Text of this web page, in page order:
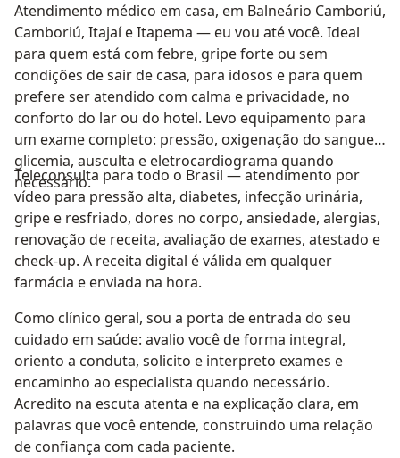
Atendimento médico em casa, em Balneário Camboriú,
Camboriú, Itajaí e Itapema — eu vou até você. Ideal
para quem está com febre, gripe forte ou sem
condições de sair de casa, para idosos e para quem
prefere ser atendido com calma e privacidade, no
conforto do lar ou do hotel. Levo equipamento para
um exame completo: pressão, oxigenação do sangue,
glicemia, ausculta e eletrocardiograma quando
necessário.
Teleconsulta para todo o Brasil — atendimento por
vídeo para pressão alta, diabetes, infecção urinária,
gripe e resfriado, dores no corpo, ansiedade, alergias,
renovação de receita, avaliação de exames, atestado e
check-up. A receita digital é válida em qualquer
farmácia e enviada na hora.
Como clínico geral, sou a porta de entrada do seu
cuidado em saúde: avalio você de forma integral,
oriento a conduta, solicito e interpreto exames e
encaminho ao especialista quando necessário.
Acredito na escuta atenta e na explicação clara, em
palavras que você entende, construindo uma relação
de confiança com cada paciente.